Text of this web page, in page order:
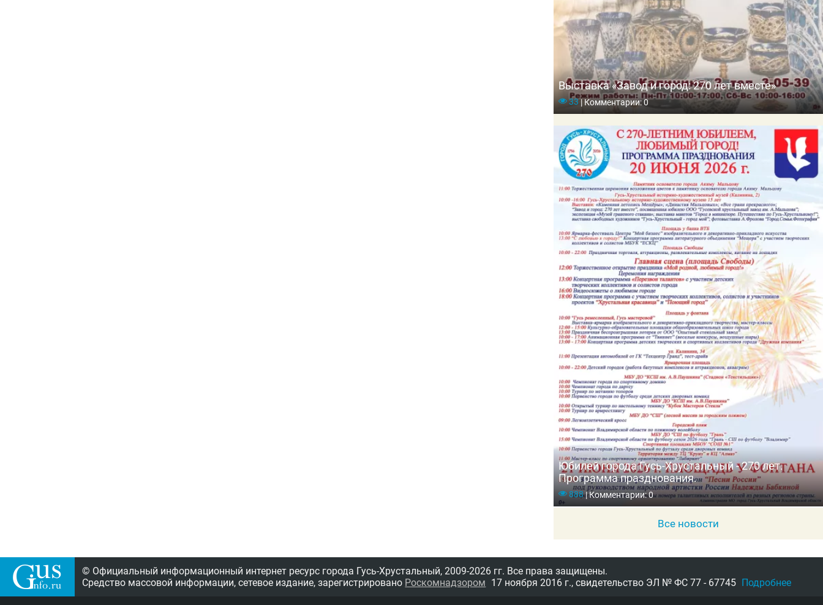
Выставка «Завод и город: 270 лет вместе»
33|Комментарии: 0
Юбилей города Гусь-Хрустальный - 270 лет.
Программа празднования.
888|Комментарии: 0
Все новости
© Официальный информационный интернет ресурс города Гусь-Хрустальный, 2009-2026 гг. Все права защищены.
Средство массовой информации, сетевое издание, зарегистрировано Роскомнадзором 17 ноября 2016 г., свидетельство ЭЛ № ФС 77 - 67745 Подробнее